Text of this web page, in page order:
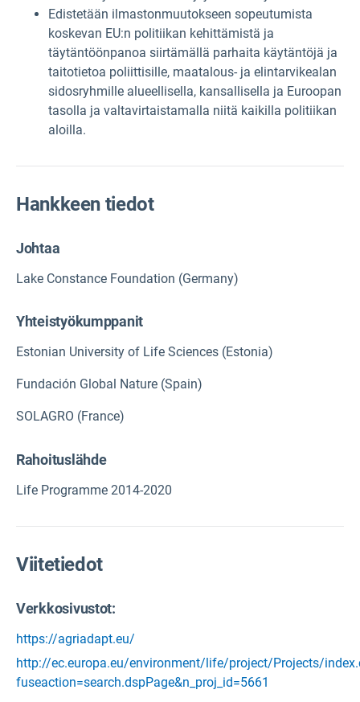
Edistetään ilmastonmuutokseen sopeutumista
koskevan EU:n politiikan kehittämistä ja
täytäntöönpanoa siirtämällä parhaita käytäntöjä ja
taitotietoa poliittisille, maatalous- ja elintarvikealan
sidosryhmille alueellisella, kansallisella ja Euroopan
tasolla ja valtavirtaistamalla niitä kaikilla politiikan
aloilla.
Hankkeen tiedot
Johtaa
Lake Constance Foundation (Germany)
Yhteistyökumppanit
Estonian University of Life Sciences (Estonia)
Fundación Global Nature (Spain)
SOLAGRO (France)
Rahoituslähde
Life Programme 2014-2020
Viitetiedot
Verkkosivustot:
https://agriadapt.eu/
http://ec.europa.eu/environment/life/project/Projects/
fuseaction=search.dspPage&n_proj_id=5661